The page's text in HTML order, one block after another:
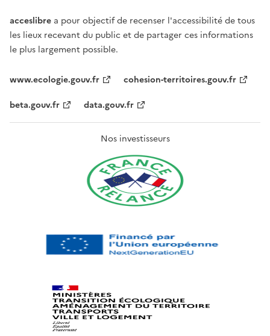
acceslibre a pour objectif de recenser l'accessibilité de tous
les lieux recevant du public et de partager ces informations
le plus largement possible.
www.ecologie.gouv.fr
cohesion-territoires.gouv.fr
beta.gouv.fr
data.gouv.fr
Nos investisseurs